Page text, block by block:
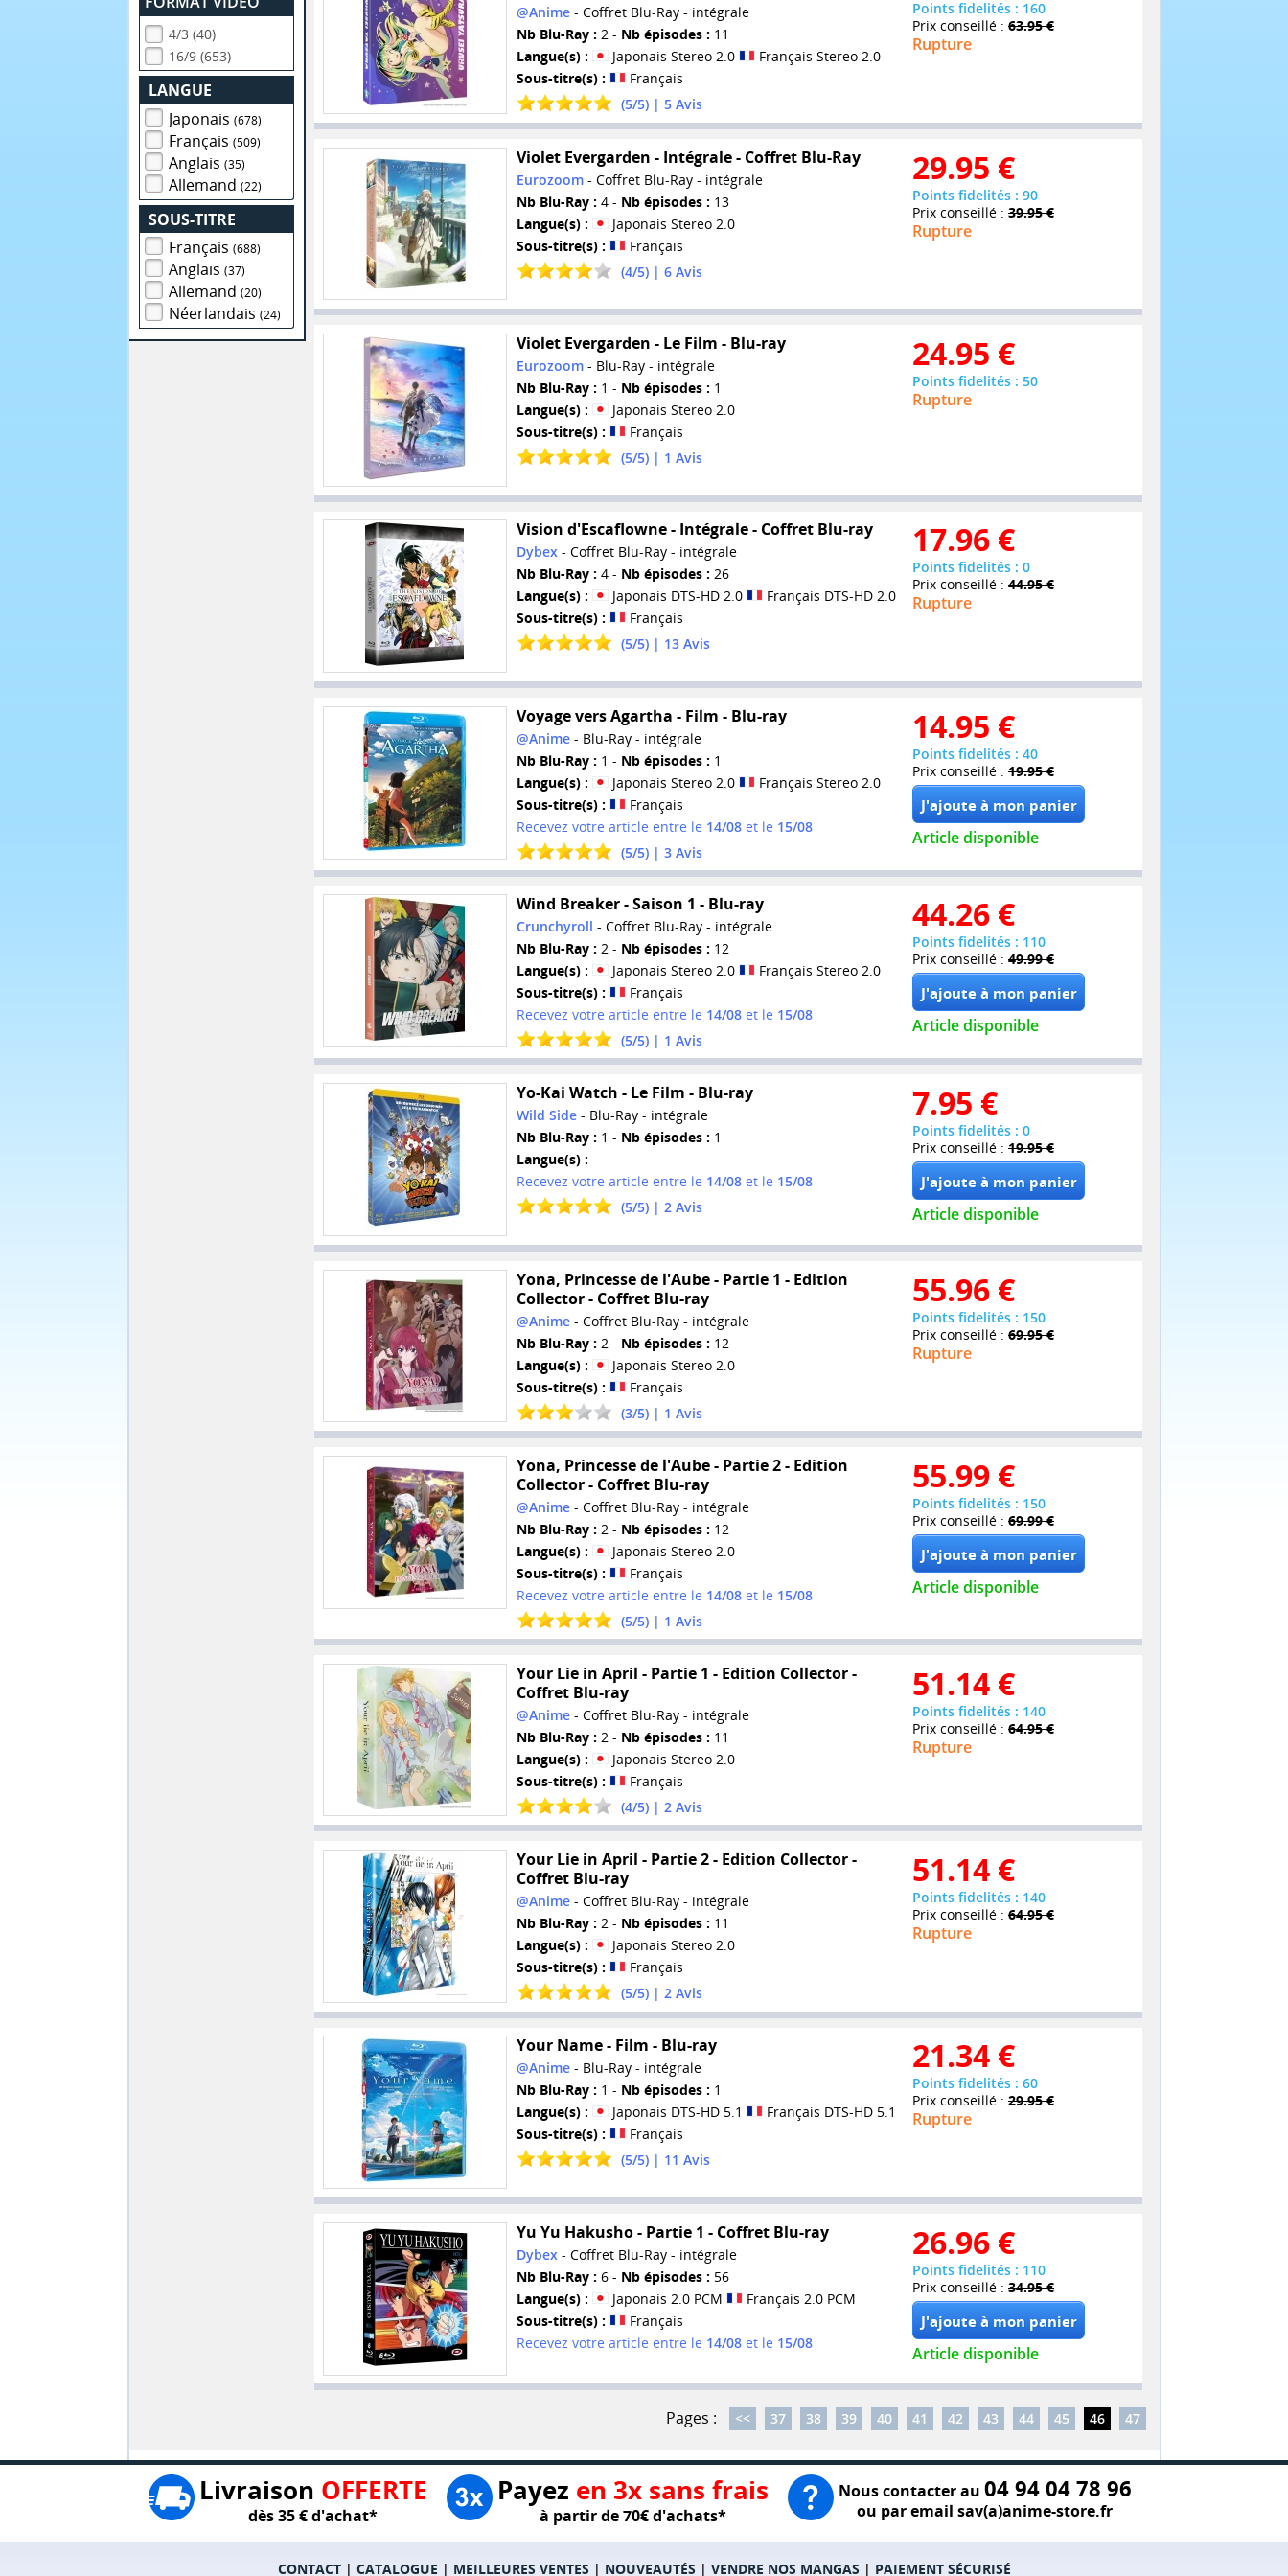
4/3 (40)
16/9 (653)
LANGUE
Japonais(678)
Français(509)
Anglais(35)
Allemand(22)
SOUS-TITRE
Français(688)
Anglais(37)
Allemand(20)
Néerlandais(24)
@Anime- Coffret Blu-Ray - intégrale
Nb Blu-Ray : 2 - Nb épisodes : 11
Langue(s) :
Japonais Stereo 2.0
Français Stereo 2.0
Sous-titre(s) :
Français
(5/5) | 5Avis
Points fidelités : 160
Prix conseillé : 63.95 €
Rupture
Violet Evergarden - Intégrale - Coffret Blu-Ray
Eurozoom- Coffret Blu-Ray - intégrale
Nb Blu-Ray : 4 - Nb épisodes : 13
Langue(s) :
Japonais Stereo 2.0
Sous-titre(s) :
Français
(4/5) | 6Avis
29.95 €
Points fidelités : 90
Prix conseillé : 39.95 €
Rupture
Violet Evergarden - Le Film - Blu-ray
Eurozoom- Blu-Ray - intégrale
Nb Blu-Ray : 1 - Nb épisodes : 1
Langue(s) :
Japonais Stereo 2.0
Sous-titre(s) :
Français
(5/5) | 1 Avis
24.95 €
Points fidelités : 50
Rupture
Vision d'Escaflowne - Intégrale - Coffret Blu-ray
Dybex- Coffret Blu-Ray - intégrale
Nb Blu-Ray : 4 - Nb épisodes : 26
Langue(s) :
Japonais DTS-HD 2.0
Français DTS-HD 2.0
Sous-titre(s) :
Français
(5/5) | 13Avis
17.96 €
Points fidelités : 0
Prix conseillé : 44.95 €
Rupture
Voyage vers Agartha - Film - Blu-ray
@Anime- Blu-Ray - intégrale
Nb Blu-Ray : 1 - Nb épisodes : 1
Langue(s) :
Japonais Stereo 2.0
Français Stereo 2.0
Sous-titre(s) :
Français
Recevez votre article entre le 14/08et le 15/08
(5/5) | 3Avis
14.95 €
Points fidelités : 40
Prix conseillé : 19.95 €
Article disponible
Wind Breaker - Saison 1 - Blu-ray
Crunchyroll - Coffret Blu-Ray - intégrale
Nb Blu-Ray : 2 - Nb épisodes : 12
Langue(s) :
Japonais Stereo 2.0
Français Stereo 2.0
Sous-titre(s) :
Français
Recevez votre article entre le 14/08et le 15/08
(5/5) | 1 Avis
44.26 €
Points fidelités : 110
Prix conseillé : 49.99 €
Article disponible
Yo-Kai Watch - Le Film - Blu-ray
Wild Side- Blu-Ray - intégrale
Nb Blu-Ray : 1 - Nb épisodes : 1
Langue(s) :
Recevez votre article entre le 14/08et le 15/08
(5/5) | 2Avis
7.95 €
Points fidelités : 0
Prix conseillé : 19.95 €
Article disponible
Yona, Princesse de l'Aube - Partie 1 - Edition
Collector - Coffret Blu-ray
@Anime- Coffret Blu-Ray - intégrale
Nb Blu-Ray : 2 - Nb épisodes : 12
Langue(s) :
Japonais Stereo 2.0
Sous-titre(s) :
Français
(3/5) | 1 Avis
55.96 €
Points fidelités : 150
Prix conseillé : 69.95 €
Rupture
Yona, Princesse de l'Aube - Partie 2 - Edition
Collector - Coffret Blu-ray
@Anime- Coffret Blu-Ray - intégrale
Nb Blu-Ray : 2 - Nb épisodes : 12
Langue(s) :
Japonais Stereo 2.0
Sous-titre(s) :
Français
Recevez votre article entre le 14/08et le 15/08
(5/5) | 1 Avis
55.99 €
Points fidelités : 150
Prix conseillé : 69.99 €
Article disponible
Your Lie in April - Partie 1 - Edition Collector -
Coffret Blu-ray
@Anime- Coffret Blu-Ray - intégrale
Nb Blu-Ray : 2 - Nb épisodes : 11
Langue(s) :
Japonais Stereo 2.0
Sous-titre(s) :
Français
(4/5) | 2Avis
51.14 €
Points fidelités : 140
Prix conseillé : 64.95 €
Rupture
Your Lie in April - Partie 2 - Edition Collector -
Coffret Blu-ray
@Anime- Coffret Blu-Ray - intégrale
Nb Blu-Ray : 2 - Nb épisodes : 11
Langue(s) :
Japonais Stereo 2.0
Sous-titre(s) :
Français
(5/5) | 2Avis
51.14 €
Points fidelités : 140
Prix conseillé : 64.95 €
Rupture
Your Name - Film - Blu-ray
@Anime- Blu-Ray - intégrale
Nb Blu-Ray : 1 - Nb épisodes : 1
Langue(s) :
Japonais DTS-HD 5.1
Français DTS-HD 5.1
Sous-titre(s) :
Français
(5/5) | 11 Avis
21.34 €
Points fidelités : 60
Prix conseillé : 29.95 €
Rupture
Yu Yu Hakusho - Partie 1 - Coffret Blu-ray
Dybex - Coffret Blu-Ray - intégrale
Nb Blu-Ray : 6 - Nb épisodes : 56
Langue(s) :
Japonais 2.0 PCM
Français 2.0 PCM
Sous-titre(s) :
Français
Recevez votre article entre le 14/08et le 15/08
26.96 €
Points fidelités : 110
Prix conseillé : 34.95 €
Article disponible
Pages : << 37 38 39 40 41 42 43 44 45 46 47
Livraison OFFERTE
dès 35 € d'achat*
Payez en 3x sans frais
à partir de 70€ d'achats*
Nous contacter au 04 94 04 78 96
ou par email sav(a)anime-store.fr
CONTACT| CATALOGUE | MEILLEURES VENTES | NOUVEAUTÉS | VENDRE NOS MANGAS | PAIEMENT SÉCURISÉ